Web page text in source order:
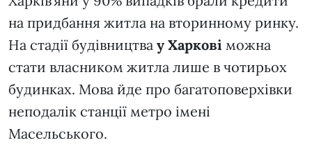
на придбання житла на вторинному ринку.
На стадії будівництва у Харкові можна
стати власником житла лише в чотирьох
будинках. Мова йде про багатоповерхівки
неподалік станції метро імені
Масельського.